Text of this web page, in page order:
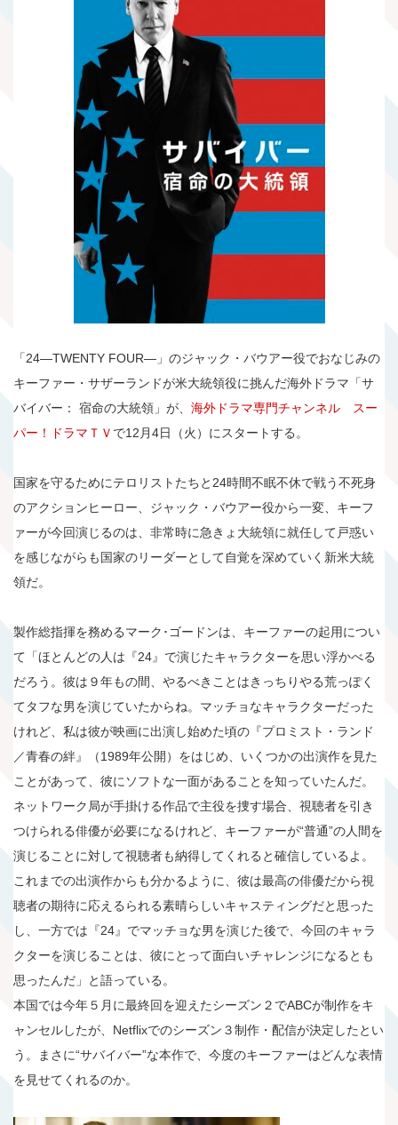
「24―TWENTY FOUR―」のジャック・バウアー役でおなじみの
キーファー・サザーランドが米大統領役に挑んだ海外ドラマ「サ
バイバー： 宿命の大統領」が、 海外ドラマ専門チャンネル スー
パー！ドラマＴＶ で12月4日（火）にスタートする。
国家を守るためにテロリストたちと24時間不眠不休で戦う不死身
のアクションヒーロー、ジャック・バウアー役から一変、キーフ
ァーが今回演じるのは、非常時に急きょ大統領に就任して戸惑い
を感じながらも国家のリーダーとして自覚を深めていく新米大統
領だ。
製作総指揮を務めるマーク･ゴードンは、キーファーの起用につい
て「ほとんどの人は『24』で演じたキャラクターを思い浮かべる
だろう。彼は９年もの間、やるべきことはきっちりやる荒っぽく
てタフな男を演じていたからね。マッチョなキャラクターだった
けれど、私は彼が映画に出演し始めた頃の『プロミスト・ランド
／青春の絆』（1989年公開）をはじめ、いくつかの出演作を見た
ことがあって、彼にソフトな一面があることを知っていたんだ。
ネットワーク局が手掛ける作品で主役を捜す場合、視聴者を引き
つけられる俳優が必要になるけれど、キーファーが“普通”の人間を
演じることに対して視聴者も納得してくれると確信しているよ。
これまでの出演作からも分かるように、彼は最高の俳優だから視
聴者の期待に応えるられる素晴らしいキャスティングだと思った
し、一方では『24』でマッチョな男を演じた後で、今回のキャラ
クターを演じることは、彼にとって面白いチャレンジになるとも
思ったんだ」と語っている。
本国では今年５月に最終回を迎えたシーズン２でABCが制作をキ
ャンセルしたが、Netflixでのシーズン３制作・配信が決定したとい
う。まさに“サバイバー”な本作で、今度のキーファーはどんな表情
を見せてくれるのか。